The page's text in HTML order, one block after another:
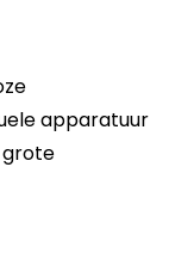
apparatuur
grote